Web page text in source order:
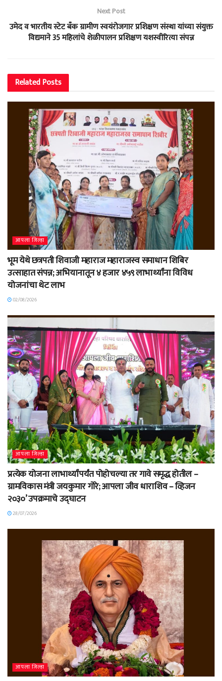
Next Post
उमेद व भारतीय स्टेट बँक ग्रामीण स्वयंरोजगार प्रशिक्षण संस्था यांच्या संयुक्त
विद्यमाने 35 महिलांचे शेळीपालन प्रशिक्षण यशस्वीरित्या संपन्न
RelatedPosts
आपला जिल्हा
भूम येथे छत्रपती शिवाजी महाराज महाराजस्व समाधान शिबिर
उत्साहात संपन्न; अभियानातून ४ हजार ४५९ लाभार्थ्यांना विविध
योजनांचा थेट लाभ
02/08/2026
आपला जिल्हा
प्रत्येक योजना लाभार्थ्यांपर्यंत पोहोचल्या तर गावे समृद्ध होतील –
ग्रामविकास मंत्री जयकुमार गोरे; आपला जीव धाराशिव – व्हिजन
२०३०’ उपक्रमाचे उद्घाटन
28/07/2026
आपला जिल्हा